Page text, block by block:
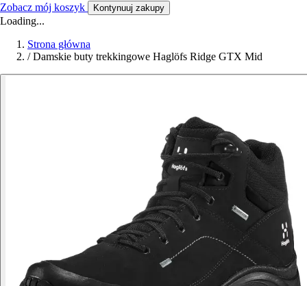
Zobacz mój koszyk Kontynuuj zakupy
Loading...
Strona główna
/ Damskie buty trekkingowe Haglöfs Ridge GTX Mid